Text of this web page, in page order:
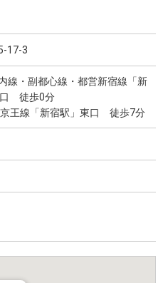
17-3
線・副都心線・都営新宿線「新
口 徒歩0分
京王線「新宿駅」東口 徒歩7分